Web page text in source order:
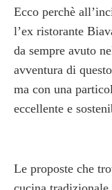
Ecco perchè
l’ex ristorante
da sempre avuto
avventura di
ma con una
eccellente e
Le proposte che